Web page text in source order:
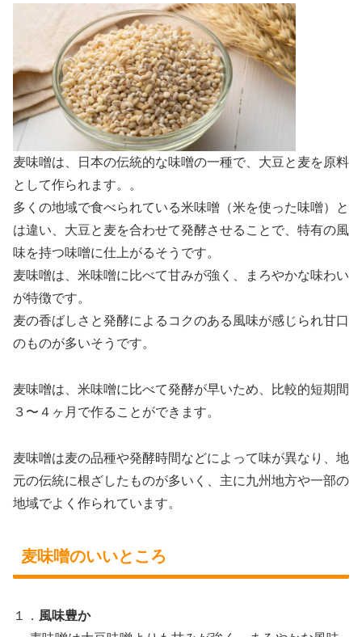
麦味噌は、日本の伝統的な味噌の一種で、大豆と麦を原料
として作られます。。
多くの地域で食べられている米味噌（米を使った味噌）と
は違い、大豆と麦を合わせて発酵させることで、特有の風
味を持つ味噌に仕上がるそうです。
麦味噌は、米味噌に比べて甘みが強く、まろやかな味わい
が特徴です。
麦の香ばしさと発酵によるコクのある風味が感じられ甘口
のものが多いそうです。
麦味噌は、米味噌に比べて発酵が早いため、比較的短期間
３〜４ヶ月で作ることができます。
麦味噌は麦の品種や発酵時間などによって味が異なり、地
元の伝統に根ざしたものが多いく、主に九州地方や一部の
地域でよく作られています。
麦味噌のいいところ
１． 風味豊か